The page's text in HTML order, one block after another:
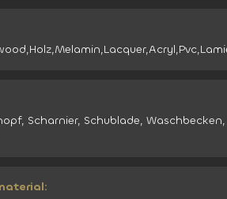
Scharnier, Schublade, Waschbecken,